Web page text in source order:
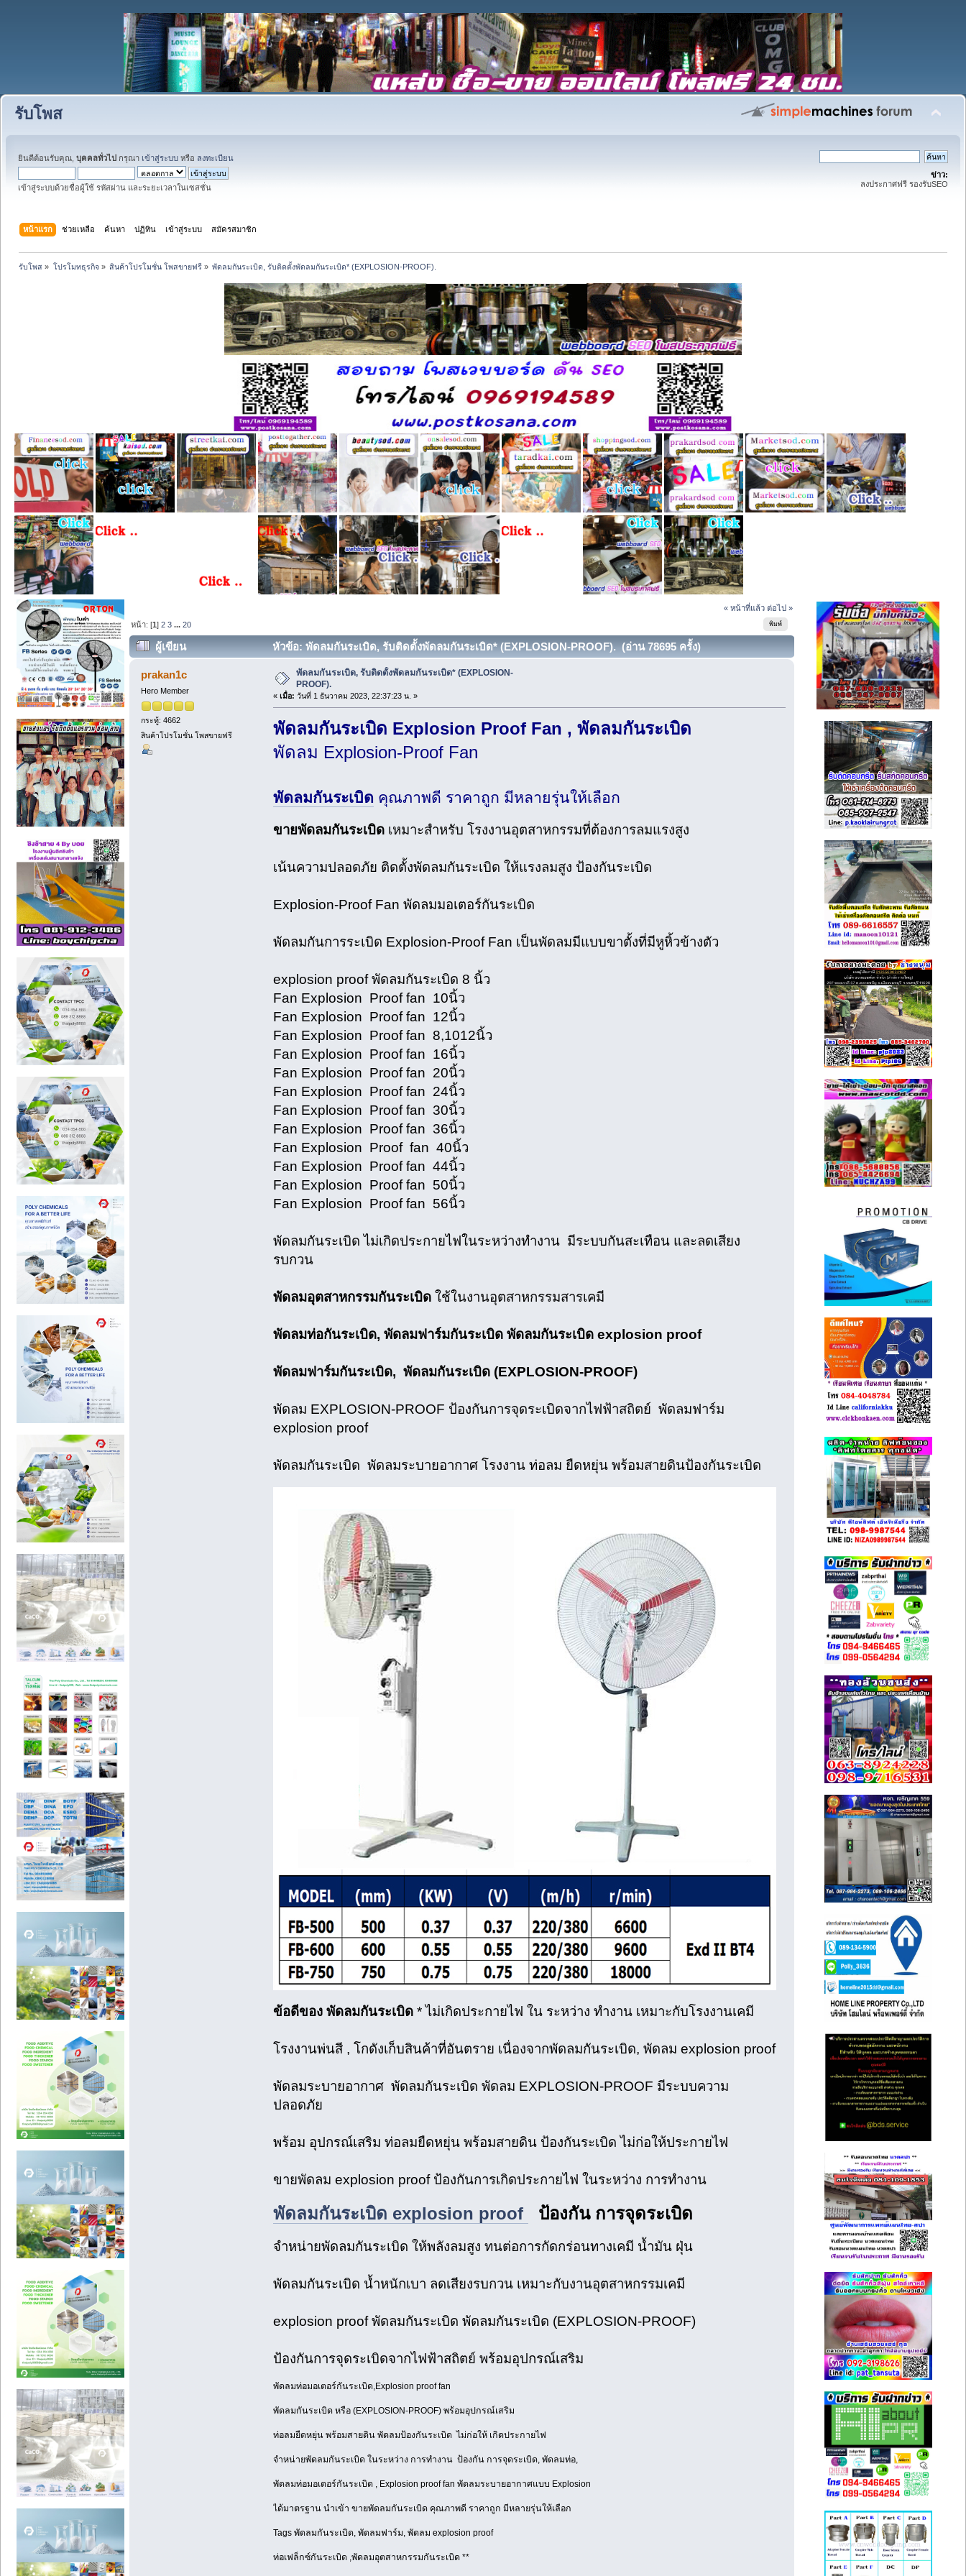
รับโพส
ยินดีต้อนรับคุณ, บุคคลทั่วไป กรุณา เข้าสู่ระบบ หรือ ลงทะเบียน
เข้าสู่ระบบด้วยชื่อผู้ใช้ รหัสผ่าน และระยะเวลาในเซสชั่น
ข่าว:
ลงประกาศฟรี รองรับSEO
หน้าแรก ช่วยเหลือ ค้นหา ปฏิทิน เข้าสู่ระบบ สมัครสมาชิก
รับโพส » โปรโมทธุรกิจ» สินค้าโปรโมชั่น โพสขายฟรี» พัดลมกันระเบิด, รับติดตั้งพัดลมกันระเบิด* (EXPLOSION-PROOF).
« หน้าที่แล้ว ต่อไป »
พิมพ์
หน้า: [1]2 3 ...20
ผู้เขียน หัวข้อ: พัดลมกันระเบิด, รับติดตั้งพัดลมกันระเบิด* (EXPLOSION-PROOF). (อ่าน 78695 ครั้ง)
prakan1c
Hero Member
กระทู้: 4662
สินค้าโปรโมชั่น โพสขายฟรี
พัดลมกันระเบิด, รับติดตั้งพัดลมกันระเบิด* (EXPLOSION-
PROOF).
« เมื่อ: วันที่ 1 ธันวาคม 2023, 22:37:23 น. »
พัดลมกันระเบิด Explosion Proof Fan , พัดลมกันระเบิด
พัดลม Explosion-Proof Fan
พัดลมกันระเบิด คุณภาพดี ราคาถูก มีหลายรุ่นให้เลือก
ขายพัดลมกันระเบิดเหมาะสำหรับ โรงงานอุตสาหกรรมที่ต้องการลมแรงสูง
เน้นความปลอดภัย ติดตั้งพัดลมกันระเบิด ให้แรงลมสูง ป้องกันระเบิด
Explosion-Proof Fan พัดลมมอเตอร์กันระเบิด
พัดลมกันการระเบิด Explosion-Proof Fan เป็นพัดลมมีแบบขาตั้งที่มีหูหิ้วข้างตัว
explosion proof พัดลมกันระเบิด 8 นิ้ว
Fan Explosion Proof fan 10นิ้ว
Fan Explosion Proof fan 12นิ้ว
Fan Explosion Proof fan 8,1012นิ้ว
Fan Explosion Proof fan 16นิ้ว
Fan Explosion Proof fan 20นิ้ว
Fan Explosion Proof fan 24นิ้ว
Fan Explosion Proof fan 30นิ้ว
Fan Explosion Proof fan 36นิ้ว
Fan Explosion Proof fan 40นิ้ว
Fan Explosion Proof fan 44นิ้ว
Fan Explosion Proof fan 50นิ้ว
Fan Explosion Proof fan 56นิ้ว
พัดลมกันระเบิด ไม่เกิดประกายไฟในระหว่างทํางาน มีระบบกันสะเทือน และลดเสียง
รบกวน
พัดลมอุตสาหกรรมกันระเบิดใช้ในงานอุตสาหกรรมสารเคมี
พัดลมท่อกันระเบิด, พัดลมฟาร์มกันระเบิด พัดลมกันระเบิด explosion proof
พัดลมฟาร์มกันระเบิด, พัดลมกันระเบิด (EXPLOSION-PROOF)
พัดลม EXPLOSION-PROOF ป้องกันการจุดระเบิดจากไฟฟ้าสถิตย์ พัดลมฟาร์ม
explosion proof
พัดลมกันระเบิด พัดลมระบายอากาศ โรงงาน ท่อลม ยืดหยุ่น พร้อมสายดินป้องกันระเบิด
ข้อดีของ พัดลมกันระเบิด * ไม่เกิดประกายไฟ ใน ระหว่าง ทำงาน เหมาะกับโรงงานเคมี
โรงงานพ่นสี , โกดังเก็บสินค้าที่อันตราย เนื่องจากพัดลมกันระเบิด, พัดลม explosion proof
พัดลมระบายอากาศ พัดลมกันระเบิด พัดลม EXPLOSION-PROOF มีระบบความ
ปลอดภัย
พร้อม อุปกรณ์เสริม ท่อลมยืดหยุ่น พร้อมสายดิน ป้องกันระเบิด ไม่ก่อให้ประกายไฟ
ขายพัดลม explosion proof ป้องกันการเกิดประกายไฟ ในระหว่าง การทํางาน
พัดลมกันระเบิด explosion proof ป้องกัน การจุดระเบิด
จำหน่ายพัดลมกันระเบิด ให้พลังลมสูง ทนต่อการกัดกร่อนทางเคมี น้ำมัน ฝุ่น
พัดลมกันระเบิด น้ำหนักเบา ลดเสียงรบกวน เหมาะกับงานอุตสาหกรรมเคมี
explosion proof พัดลมกันระเบิด พัดลมกันระเบิด (EXPLOSION-PROOF)
ป้องกันการจุดระเบิดจากไฟฟ้าสถิตย์ พร้อมอุปกรณ์เสริม
พัดลมท่อมอเตอร์กันระเบิด,Explosion proof fan
พัดลมกันระเบิด หรือ (EXPLOSION-PROOF) พร้อมอุปกรณ์เสริม
ท่อลมยืดหยุ่น พร้อมสายดิน พัดลมป้องกันระเบิด ไม่ก่อให้ เกิดประกายไฟ
จำหน่ายพัดลมกันระเบิด ในระหว่าง การทํางาน ป้องกัน การจุดระเบิด, พัดลมท่อ,
พัดลมท่อมอเตอร์กันระเบิด , Explosion proof fan พัดลมระบายอากาศแบบ Explosion
ได้มาตรฐาน นำเข้า ขายพัดลมกันระเบิด คุณภาพดี ราคาถูก มีหลายรุ่นให้เลือก
Tags พัดลมกันระเบิด, พัดลมฟาร์ม, พัดลม explosion proof
ท่อเฟล็กซ์กันระเบิด ,พัดลมอุตสาหกรรมกันระเบิด **